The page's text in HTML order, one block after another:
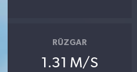
RÜZGAR
1.31 M/S